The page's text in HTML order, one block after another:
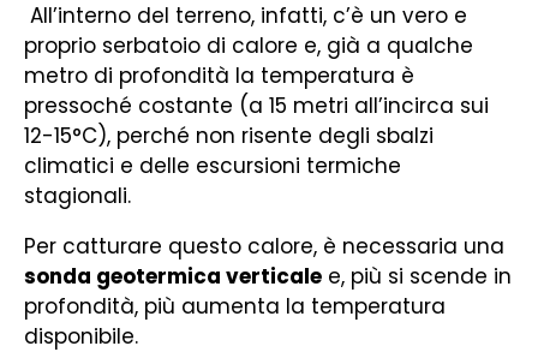
All’interno del terreno, infatti, c’è un vero e
proprio serbatoio di calore e, già a qualche
metro di profondità la temperatura è
pressoché costante (a 15 metri all’incirca sui
12-15°C), perché non risente degli sbalzi
climatici e delle escursioni termiche
stagionali.
Per catturare questo calore, è necessaria una
sonda geotermica verticale e, più si scende in
profondità, più aumenta la temperatura
disponibile.